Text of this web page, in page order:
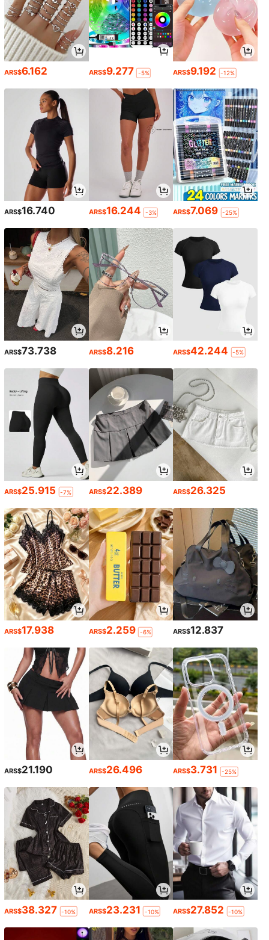
ARS$6.162 ARS$9.277 -5% ARS$9.192 -12%
ARS$16.740 ARS$16.244 -3% ARS$7.069 -25%
ARS$73.738 ARS$8.216 ARS$42.244 -5%
ARS$25.915 -7% ARS$22.389 ARS$26.325
ARS$17.938 ARS$2.259 -6% ARS$12.837
ARS$21.190 ARS$26.496 ARS$3.731 -25%
ARS$38.327 -10% ARS$23.231 -10% ARS$27.852 -10%